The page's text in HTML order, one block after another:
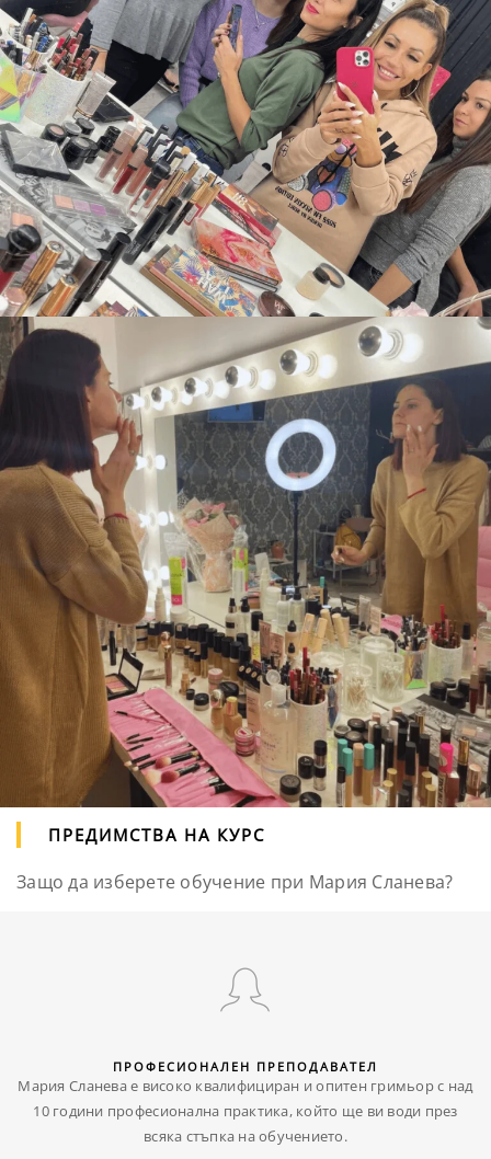
ПРЕДИМСТВА НА КУРС
Защо да изберете обучение при Мария Сланева?
ПРОФЕСИОНАЛЕН ПРЕПОДАВАТЕЛ
Мария Сланева е високо квалифициран и опитен гримьор с над
10 години професионална практика, който ще ви води през
всяка стъпка на обучението.